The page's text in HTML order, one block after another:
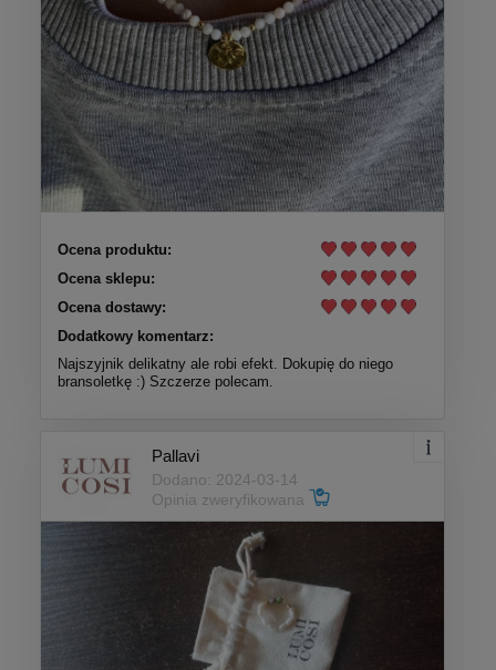
Ocena produktu:
Ocena sklepu:
Ocena dostawy:
Dodatkowy komentarz:
Najszyjnik delikatny ale robi efekt. Dokupię do niego
bransoletkę :) Szczerze polecam.
Pallavi
Dodano: 2024-03-14
Opinia zweryfikowana